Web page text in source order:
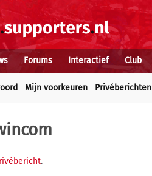
Forums Interactief Club
Mijn voorkeuren Privéberichten
.